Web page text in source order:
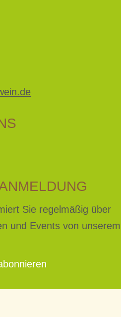
Sie regelmäßig über
und Events von unserem